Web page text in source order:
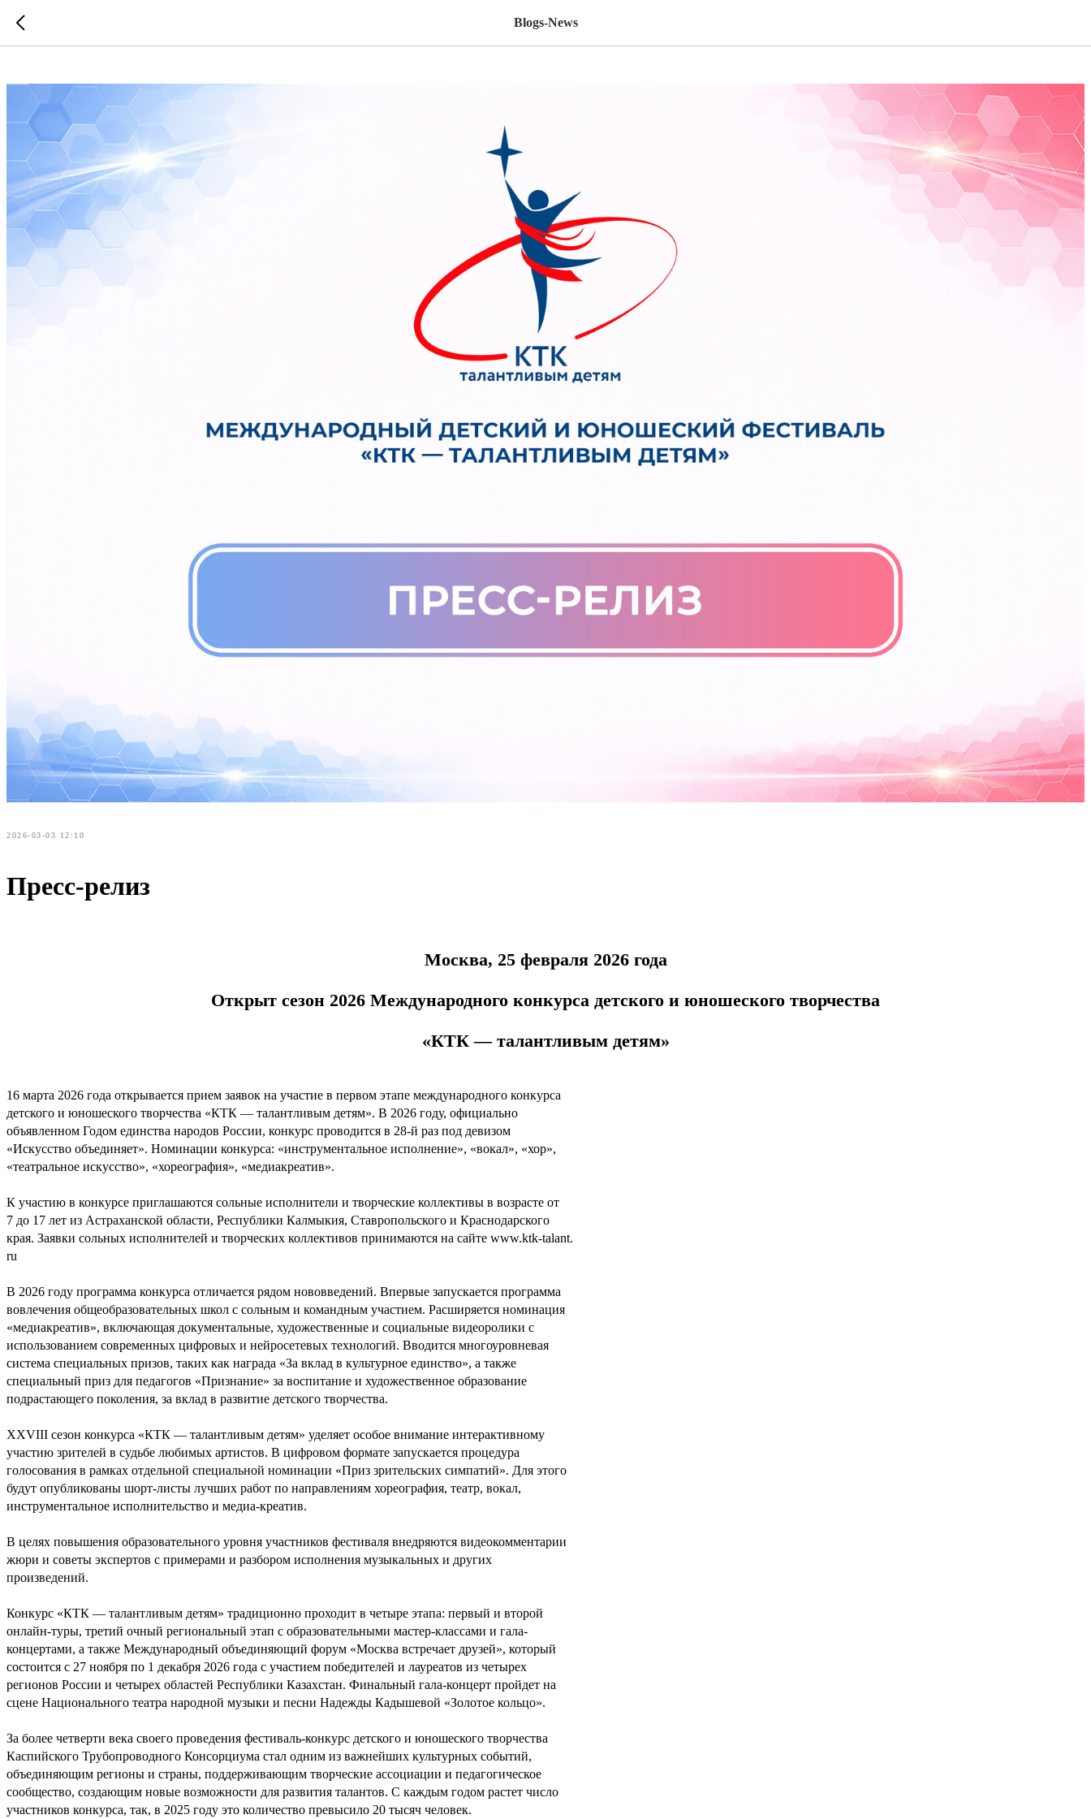
Blogs-News
2026-03-03 12:10
Пресс-релиз
Москва, 25 февраля 2026 года
Открыт сезон 2026 Международного конкурса детского и юношеского творчества
«КТК — талантливым детям»
16 марта 2026 года открывается прием заявок на участие в первом этапе международного конкурса
детского и юношеского творчества «КТК — талантливым детям». В 2026 году, официально
объявленном Годом единства народов России, конкурс проводится в 28-й раз под девизом
«Искусство объединяет». Номинации конкурса: «инструментальное исполнение», «вокал», «хор»,
«театральное искусство», «хореография», «медиакреатив».
К участию в конкурсе приглашаются сольные исполнители и творческие коллективы в возрасте от
7 до 17 лет из Астраханской области, Республики Калмыкия, Ставропольского и Краснодарского
края. Заявки сольных исполнителей и творческих коллективов принимаются на сайте www.ktk-talant.
ru
В 2026 году программа конкурса отличается рядом нововведений. Впервые запускается программа
вовлечения общеобразовательных школ с сольным и командным участием. Расширяется номинация
«медиакреатив», включающая документальные, художественные и социальные видеоролики с
использованием современных цифровых и нейросетевых технологий. Вводится многоуровневая
система специальных призов, таких как награда «За вклад в культурное единство», а также
специальный приз для педагогов «Признание» за воспитание и художественное образование
подрастающего поколения, за вклад в развитие детского творчества.
XXVIII сезон конкурса «КТК — талантливым детям» уделяет особое внимание интерактивному
участию зрителей в судьбе любимых артистов. В цифровом формате запускается процедура
голосования в рамках отдельной специальной номинации «Приз зрительских симпатий». Для этого
будут опубликованы шорт-листы лучших работ по направлениям хореография, театр, вокал,
инструментальное исполнительство и медиа-креатив.
В целях повышения образовательного уровня участников фестиваля внедряются видеокомментарии
жюри и советы экспертов с примерами и разбором исполнения музыкальных и других
произведений.
Конкурс «КТК — талантливым детям» традиционно проходит в четыре этапа: первый и второй
онлайн-туры, третий очный региональный этап с образовательными мастер-классами и гала-
концертами, а также Международный объединяющий форум «Москва встречает друзей», который
состоится с 27 ноября по 1 декабря 2026 года с участием победителей и лауреатов из четырех
регионов России и четырех областей Республики Казахстан. Финальный гала-концерт пройдет на
сцене Национального театра народной музыки и песни Надежды Кадышевой «Золотое кольцо».
За более четверти века своего проведения фестиваль-конкурс детского и юношеского творчества
Каспийского Трубопроводного Консорциума стал одним из важнейших культурных событий,
объединяющим регионы и страны, поддерживающим творческие ассоциации и педагогическое
сообщество, создающим новые возможности для развития талантов. С каждым годом растет число
участников конкурса, так, в 2025 году это количество превысило 20 тысяч человек.